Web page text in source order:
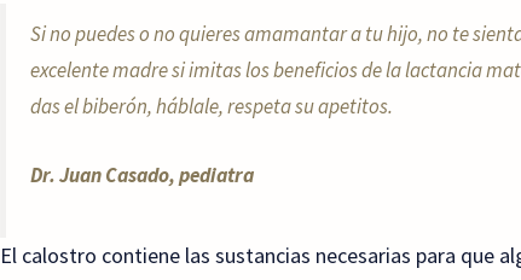
Si no puedes o no quieres amamantar a tu hijo, no te
excelente madre si imitas los beneficios de la lactancia
das el biberón, háblale, respeta su apetitos.
Dr. Juan Casado, pediatra
El calostro contiene las sustancias necesarias para que